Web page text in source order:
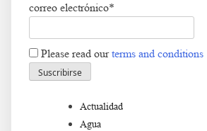
correo electrónico*
Please read ourterms and conditions
Actualidad
Agua